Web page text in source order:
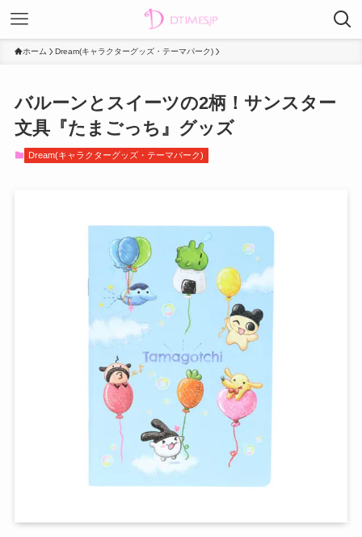
ホーム Dream(キャラクターグッズ・テーマパーク)
バルーンとスイーツの2柄！サンスター
文具『たまごっち』グッズ
Dream(キャラクターグッズ・テーマパーク)